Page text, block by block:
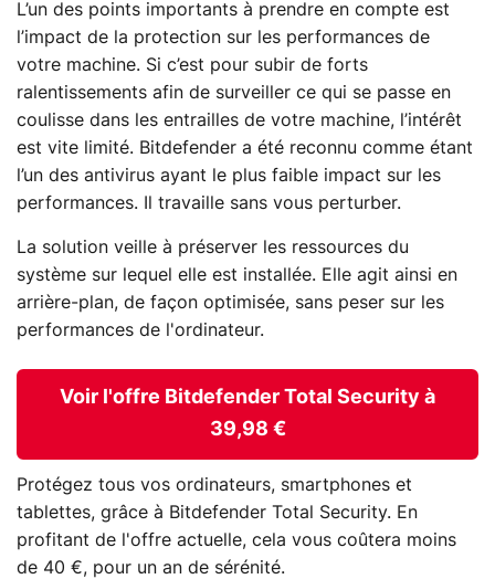
L’un des points importants à prendre en compte est
l’impact de la protection sur les performances de
votre machine. Si c’est pour subir de forts
ralentissements afin de surveiller ce qui se passe en
coulisse dans les entrailles de votre machine, l’intérêt
est vite limité. Bitdefender a été reconnu comme étant
l’un des antivirus ayant le plus faible impact sur les
performances. Il travaille sans vous perturber.
La solution veille à préserver les ressources du
système sur lequel elle est installée. Elle agit ainsi en
arrière-plan, de façon optimisée, sans peser sur les
performances de l'ordinateur.
Voir l'offre Bitdefender Total Security à
39,98 €
Protégez tous vos ordinateurs, smartphones et
tablettes, grâce à Bitdefender Total Security. En
profitant de l'offre actuelle, cela vous coûtera moins
de 40 €, pour un an de sérénité.